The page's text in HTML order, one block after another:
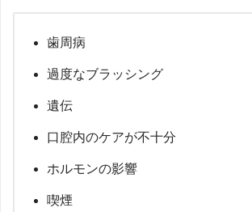
歯周病
過度なブラッシング
遺伝
口腔内のケアが不十分
ホルモンの影響
喫煙